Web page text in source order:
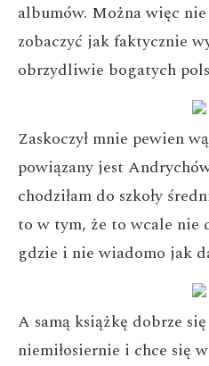
albumów. Można więc
zobaczyć jak faktycznie
obrzydliwie bogatych
Zaskoczył mnie pewien
powiązany jest
chodziłam do szkoły
to w tym, że to wcale nie
gdzie i nie wiadomo jak
A samą książkę dobrze
niemiłosiernie i chce się